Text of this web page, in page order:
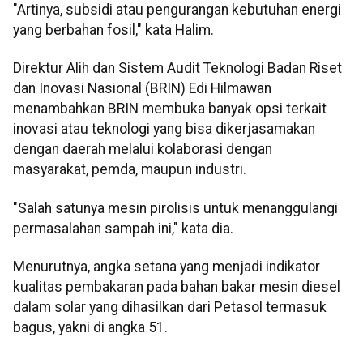
"Artinya, subsidi atau pengurangan kebutuhan energi
yang berbahan fosil," kata Halim.
Direktur Alih dan Sistem Audit Teknologi Badan Riset
dan Inovasi Nasional (BRIN) Edi Hilmawan
menambahkan BRIN membuka banyak opsi terkait
inovasi atau teknologi yang bisa dikerjasamakan
dengan daerah melalui kolaborasi dengan
masyarakat, pemda, maupun industri.
"Salah satunya mesin pirolisis untuk menanggulangi
permasalahan sampah ini," kata dia.
Menurutnya, angka setana yang menjadi indikator
kualitas pembakaran pada bahan bakar mesin diesel
dalam solar yang dihasilkan dari Petasol termasuk
bagus, yakni di angka 51.